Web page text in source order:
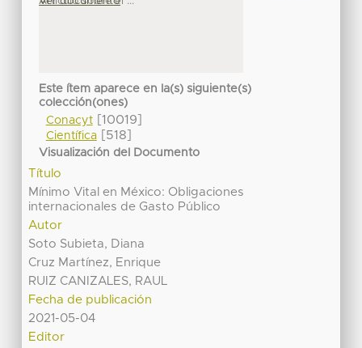
Este ítem aparece en la(s) siguiente(s)
colección(ones)
Conacyt[10019]
Científica[518]
Visualización del Documento
Título
Mínimo Vital en México: Obligaciones
internacionales de Gasto Público
Autor
Soto Subieta, Diana
Cruz Martínez, Enrique
RUIZ CANIZALES, RAUL
Fecha de publicación
2021-05-04
Editor